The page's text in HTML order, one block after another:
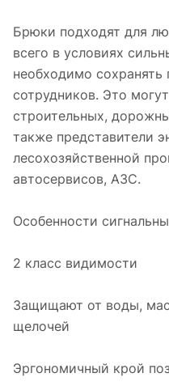
Брюки подходят для
всего в условиях
необходимо
сотрудников. Это
строительных,
также представители
лесохозяйственной
автосервисов, АЗС.
Особенности
2 класс видимости
Защищают от воды,
щелочей
Эргономичный крой